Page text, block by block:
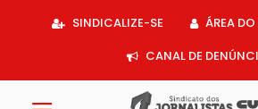
SINDICALIZE-SE
ÁREA
CANAL DE